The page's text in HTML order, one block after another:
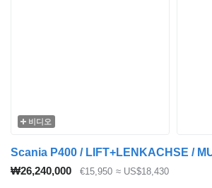
비디오
₩26,240,000 €15,950 ≈ US$18,430